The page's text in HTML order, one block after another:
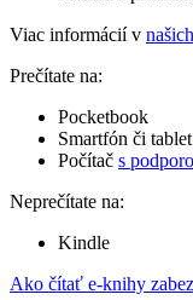
Viac informácií v
Prečítate na:
Pocketbook
Smartfón či tablet
Počítač s
Neprečítate na:
Kindle
Ako čítať e-knihy